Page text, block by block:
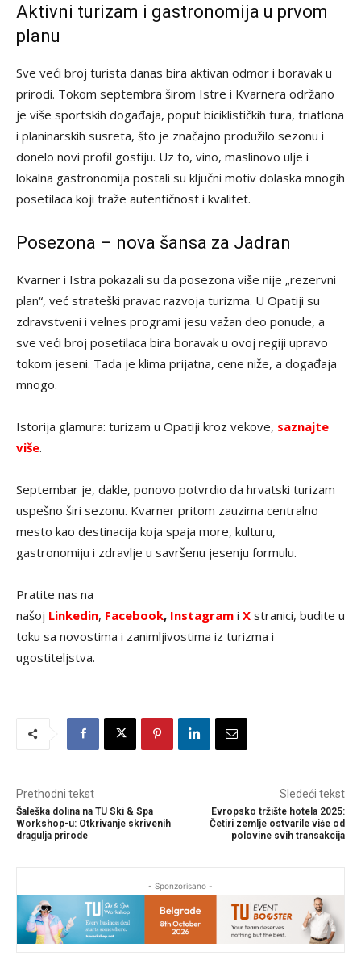
Aktivni turizam i gastronomija u prvom
planu
Sve veći broj turista danas bira aktivan odmor i boravak u
prirodi. Tokom septembra širom Istre i Kvarnera održano
je više sportskih događaja, poput biciklističkih tura, triatlona
i planinarskih susreta, što je značajno produžilo sezonu i
donelo novi profil gostiju. Uz to, vino, maslinovo ulje i
lokalna gastronomija postali su ključni motiv dolaska mnogih
posetilaca koji traže autentičnost i kvalitet.
Posezona – nova šansa za Jadran
Kvarner i Istra pokazali su da posezona više nije „rezervni
plan“, već strateški pravac razvoja turizma. U Opatiji su
zdravstveni i velnes programi jesu važan deo ponude, a
sve veći broj posetilaca bira boravak u ovoj regiji upravo
tokom jeseni. Tada je klima prijatna, cene niže, a događaja
mnogo.
Istorija glamura: turizam u Opatiji kroz vekove, saznajte
više.
Septembar je, dakle, ponovo potvrdio da hrvatski turizam
uspešno širi sezonu. Kvarner pritom zauzima centralno
mesto kao destinacija koja spaja more, kulturu,
gastronomiju i zdravlje u savršenu jesenju formulu.
Pratite nas na
našoj Linkedin, Facebook, Instagram i X stranici, budite u
toku sa novostima i zanimljivostima iz turizma i
ugostiteljstva.
Prethodni tekst
Šaleška dolina na TU Ski & Spa
Workshop-u: Otkrivanje skrivenih
dragulja prirode
Sledeći tekst
Evropsko tržište hotela 2025:
Četiri zemlje ostvarile više od
polovine svih transakcija
- Sponzorisano -